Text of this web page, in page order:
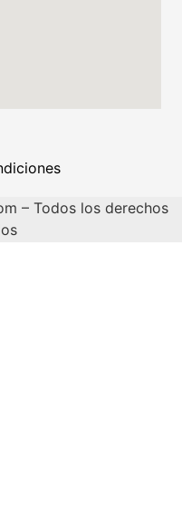
– Todos los derechos